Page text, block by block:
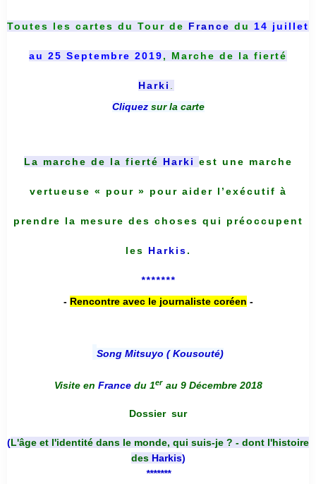
Toutes les cartes du Tour de France du 14 juillet
au 25 Septembre 2019, Marche de la fierté
Harki .
Cliquez sur la carte
La marche de la fierté Harki est une marche
vertueuse « pour » pour aider l’exécutif à
prendre la mesure des choses qui préoccupent
les Harkis.
*******
- Rencontre avec le journaliste coréen -
Song Mitsuyo ( Kousouté)
Visite en France du 1er au 9 Décembre 2018
Dossier sur
(L'âge et l'identité dans le monde, qui suis-je ? - dont l'histoire
des Harkis)
*******